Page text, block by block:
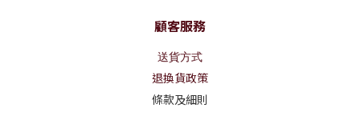
顧客服務
送貨方式
退換貨政策
條款及細則